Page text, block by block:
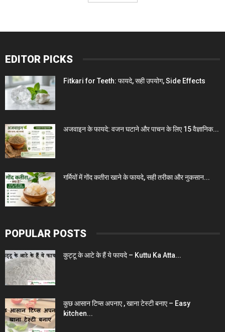
EDITOR PICKS
Fitkari for Teeth: फायदे, सही उपयोग, Side Effects
अजवाइन के फायदे: वजन घटाने और पाचन के लिए 15 वैज्ञानिक...
गर्मियों में गोंद कतीरा खाने के फायदे, सही तरीका और नुकसान...
POPULAR POSTS
कुट्टू के आटे के हैं ये फायदे – Kuttu Ka Atta...
कुछ आसान टिप्स अपनाए , खाना टेस्टी बनाए – Easy
kitchen...